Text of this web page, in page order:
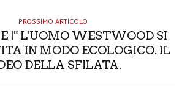
PROSSIMO ARTICOLO
!" L'UOMO WESTWOOD SI
IN MODO ECOLOGICO. IL
DELLA SFILATA.